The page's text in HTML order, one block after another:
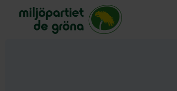
Miljöpartiet de gröna, startsida